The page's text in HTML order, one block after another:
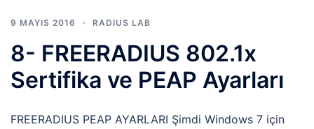
9 MAYIS 2016 RADIUS LAB
8- FREERADIUS 802.1x
Sertifika ve PEAP Ayarları
FREERADIUS PEAP AYARLARI Şimdi Windows 7 için